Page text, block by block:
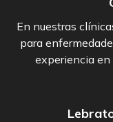
En nuestras
para
experiencia en